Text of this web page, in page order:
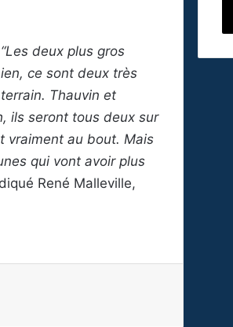
“Les deux plus gros
ce sont deux très
Thauvin et
ils seront tous deux sur
vraiment au bout. Mais
qui vont avoir plus
René Malleville,